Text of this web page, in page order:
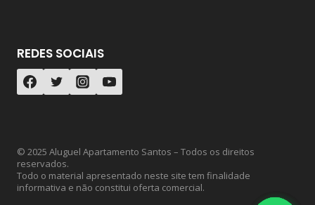
REDES SOCIAIS
© 2025 Aluguel Apartamento Santos – Todos os direitos
reservados.
Todo o material apresentado neste site tem finalidade
informativa e não constitui oferta comercial.